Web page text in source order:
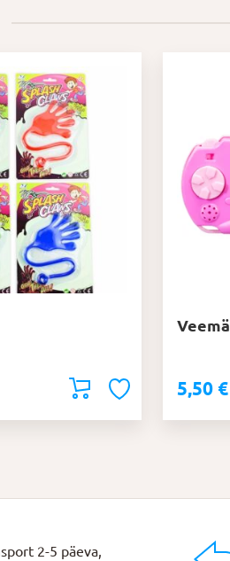
5,50 €
2-5 päeva,